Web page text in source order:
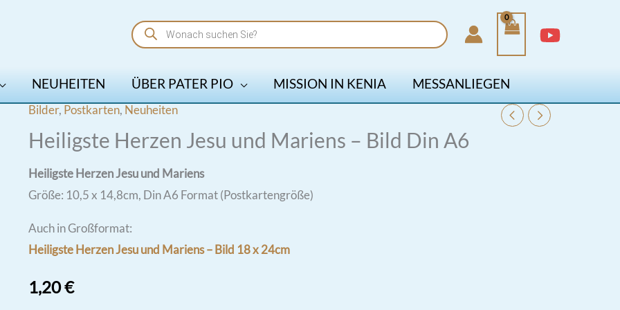
Products
search
NEUHEITEN ÜBER PATER PIO MISSION IN KENIA MESSANLIEGEN
Bilder, Postkarten, Neuheiten
Heiligste Herzen Jesu und Mariens – Bild Din A6
Heiligste Herzen Jesu und Mariens
Größe: 10,5 x 14,8cm, Din A6 Format (Postkartengröße)
Auch in Großformat:
Heiligste Herzen Jesu und Mariens – Bild 18 x 24cm
1,20€